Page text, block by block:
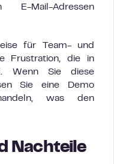
Mail-Adressen
für Team- und
Frustration, die in
Wenn Sie diese
Sie eine Demo
was den
Nachteile